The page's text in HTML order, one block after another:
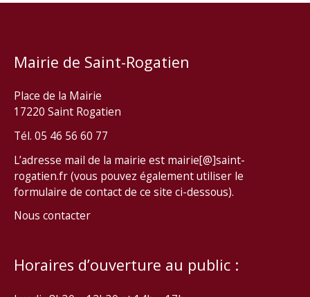
Mairie de Saint-Rogatien
Place de la Mairie
17220 Saint Rogatien
Tél. 05 46 56 60 77
L’adresse mail de la mairie est mairie[@]saint-
rogatien.fr (vous pouvez également utiliser le
formulaire de contact de ce site ci-dessous).
Nous contacter
Horaires d’ouverture au public :